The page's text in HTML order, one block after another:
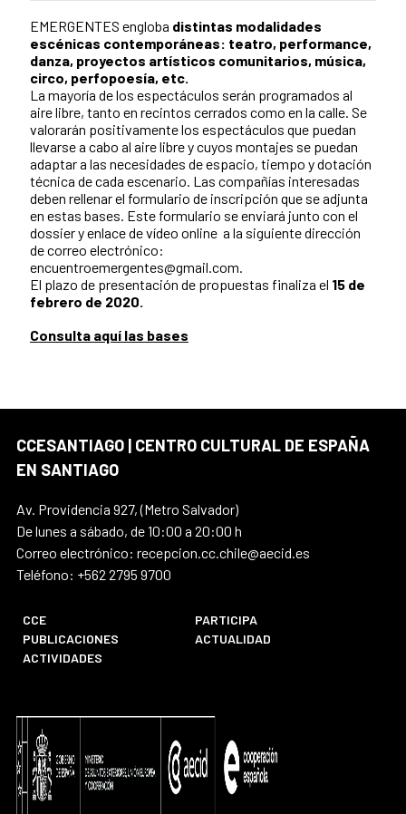
EMERGENTES engloba distintas modalidades
escénicas contemporáneas: teatro, performance,
danza, proyectos artísticos comunitarios, música,
circo, perfopoesía, etc.
La mayoría de los espectáculos serán programados al
aire libre, tanto en recintos cerrados como en la calle. Se
valorarán positivamente los espectáculos que puedan
llevarse a cabo al aire libre y cuyos montajes se puedan
adaptar a las necesidades de espacio, tiempo y dotación
técnica de cada escenario. Las compañías interesadas
deben rellenar el formulario de inscripción que se adjunta
en estas bases. Este formulario se enviará junto con el
dossier y enlace de vídeo online a la siguiente dirección
de correo electrónico:
encuentroemergentes@gmail.com.
El plazo de presentación de propuestas finaliza el 15 de
febrero de 2020.
Consulta aquí las bases
CCESANTIAGO | CENTRO CULTURAL DE ESPAÑA
EN SANTIAGO
Av. Providencia 927, (Metro Salvador)
De lunes a sábado, de 10:00 a 20:00 h
Correo electrónico: recepcion.cc.chile@aecid.es
Teléfono: +562 2795 9700
CCE
PARTICIPA
PUBLICACIONES
ACTUALIDAD
ACTIVIDADES